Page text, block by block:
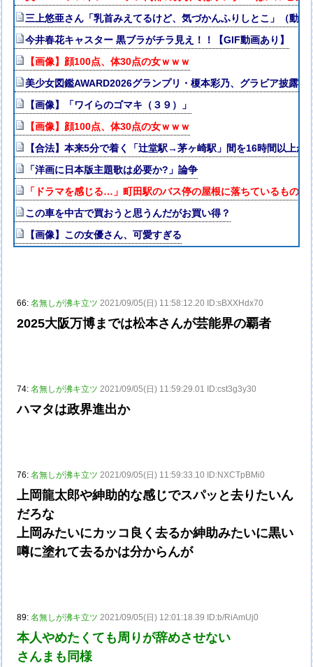
三上悠亜さん「乳首みえてるけど、気づかんふりしとこ」（動画
今井春花キャスター 黒ブラがチラ見え！！【GIF動画あり】
【画像】顔100点、体30点の女ｗｗｗ
美少女図鑑AWARD2026グランプリ・榎本彩乃、グラビア披露！
【画像】「ワイらのゴマキ（３９）」
【画像】顔100点、体30点の女ｗｗｗ
【合法】本来5分で着く「辻堂駅→茅ヶ崎駅」間を16時間以上か
「洋画に日本版主題歌は必要か?」論争
「ドラマを感じる…」町田駅のバス停の屋根に落ちているもの
この車を中古で買おうと思うんだがお買い得？
【画像】この女優さん、可愛すぎる
66:名無しが沸キ立ツ 2021/09/05(日) 11:58:12.20 ID:sBXXHdx70
2025大阪万博までは松本さんが芸能界の覇者
74:名無しが沸キ立ツ 2021/09/05(日) 11:59:29.01 ID:cst3g3y30
ハマタは政界進出か
76:名無しが沸キ立ツ 2021/09/05(日) 11:59:33.10 ID:NXCTpBMi0
上岡龍太郎や紳助的な感じでスパッと去りたいん
だろな
上岡みたいにカッコ良く去るか紳助みたいに黒い
噂に塗れて去るかは分からんが
89:名無しが沸キ立ツ 2021/09/05(日) 12:01:18.39 ID:b/RiAmUj0
本人やめたくても周りが辞めさせない
さんまも同様